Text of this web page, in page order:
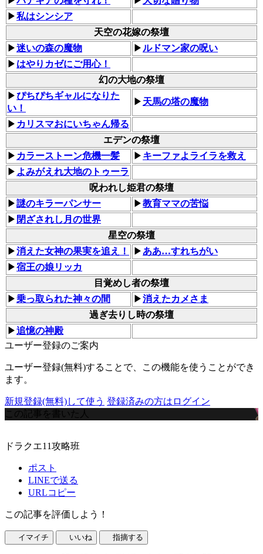
▶私はシンシア
天空の花嫁の祭壇
▶迷いの森の魔物 ▶ ルドマン家の呪い
▶ はやりカゼにご用心！
幻の大地の祭壇
▶ぴちぴちギャルになりた
い！
▶ 天馬の塔の魔物
▶ カリスマおにいちゃん帰る
エデンの祭壇
▶ カラーストーン危機一髪 ▶ キーファよライラを救え
▶ よみがえれ大地のトゥーラ
呪われし姫君の祭壇
▶謎のキラーパンサー ▶教育ママの苦悩
▶ 閉ざされし月の世界
星空の祭壇
▶消えた女神の果実を追え！ ▶ ああ…すれちがい
▶宿王の娘リッカ
目覚めし者の祭壇
▶乗っ取られた神々の間 ▶消えたカメさま
過ぎ去りし時の祭壇
▶追憶の神殿
ユーザー登録のご案内
ユーザー登録(無料)することで、この機能を使うことができ
ます。
新規登録(無料)して使う 登録済みの方はログイン
この記事を書いた人
ドラクエ11攻略班
ポスト
LINEで送る
URLコピー
この記事を評価しよう！
イマイチ いいね 指摘する